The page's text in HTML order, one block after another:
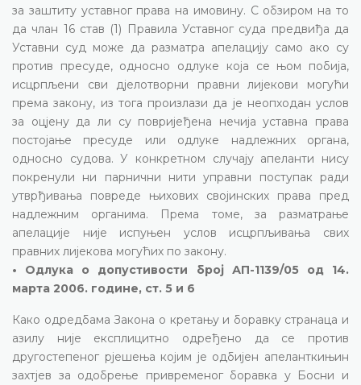
за заштиту уставног права на имовину. С обзиром на то
да члан 16 став (1) Правила Уставног суда предвиђа да
Уставни суд може да разматра апелацију само ако су
против пресуде, односно одлуке која се њом побија,
исцрпљени сви дјелотворни правни лијекови могући
према закону, из тога произлази да је неопходан услов
за оцјену да ли су повријеђена нечија уставна права
постојање пресуде или одлуке надлежних органа,
односно судова. У конкретном случају апеланти нису
покренули ни парнични нити управни поступак ради
утврђивања повреде њихових својинских права пред
надлежним органима. Према томе, за разматрање
апелације није испуњен услов исцрпљивања свих
правних лијекова могућих по закону.
• Одлука о допустивости број АП-1139/05 од 14.
марта 2006. године, ст. 5 и 6
Како одредбама Закона о кретању и боравку странаца и
азилу није експлицитно одређено да се против
другостепеног рјешења којим је одбијен апеланткињин
захтјев за одобрење привременог боравка у Босни и